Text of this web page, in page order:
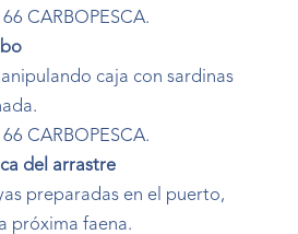
66 CARBOPESCA.
caja con sardinas
66 CARBOPESCA.
del arrastre
preparadas en el puerto,
próxima faena.